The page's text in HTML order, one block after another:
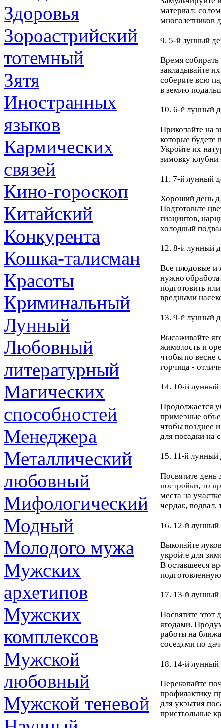
Здоровья
Зороастрийский
тотемный
Зятя
Иностранных
языков
Кармических
связей
Кино-гороскоп
Китайский
Конкурента
Кошка-талисман
Красоты
Криминальный
Лунный
Любовный
литературный
Магических
способностей
Менеджера
Металлический
любовный
Мифологический
Модный
Молодого мужа
Мужских
архетипов
Мужских
комплексов
Мужской
любовный
Мужской теневой
материал:
многолетников
9. 5-й лунный
Время собирать
закладывайте
соберите всю
в землю
10. 6-й лунный
Прикопайте на
которые будете
Укройте их
зимовку клубни
11. 7-й лунный
Хороший день
Подготовьте
гиацинтов,
холодный
12. 8-й лунный
Все плодовые и
нужно
подготовить
вредными
13. 9-й лунный
Высаживайте
жимолость и
чтобы по весне
горчица -
14. 10-й лунный
Продолжается
примерные
чтобы позднее
для посадки на
15. 11-й лунный
Посвятите день
постройки, то
места на
чердак, подвал,
16. 12-й лунный
Выкопайте
укройте для
В оставшееся
17. 13-й лунный
Посвятите этот
ягодами.
работы на
соседями по
18. 14-й лунный
Перекопайте
профилактику
для укрытия
приствольные